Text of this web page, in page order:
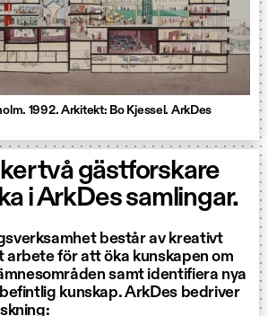
1992. Arkitekt: Bo Kjessel. ArkDes
två gästforskare
i ArkDes samlingar.
består av kreativt
arbete för att öka kunskapen om
samt identifiera nya
kunskap. ArkDes bedriver